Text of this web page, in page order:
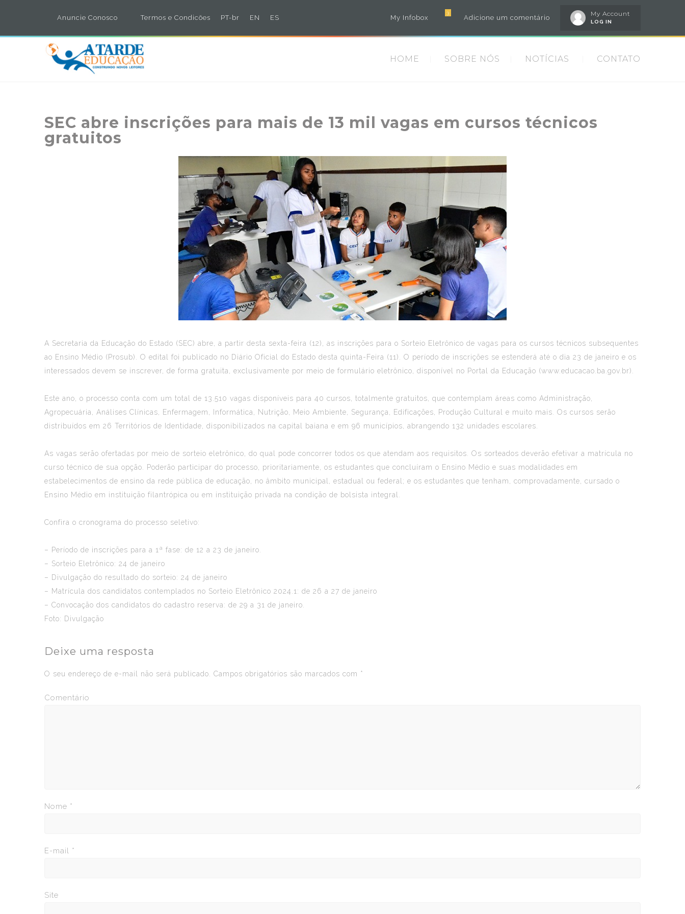
Anuncie Conosco Termos e Condicões PT-br EN ES
My Account
LOG IN
Adicione um comentário
3
My Infobox
HOME SOBRE NÓS NOTÍCIAS CONTATO
SEC abre inscrições para mais de 13 mil vagas em cursos técnicos
gratuitos
A Secretaria da Educação do Estado (SEC) abre, a partir desta sexta-feira (12), as inscrições para o Sorteio Eletrônico de vagas para os cursos técnicos subsequentes
ao Ensino Médio (Prosub). O edital foi publicado no Diário Oficial do Estado desta quinta-Feira (11). O período de inscrições se estenderá até o dia 23 de janeiro e os
interessados devem se inscrever, de forma gratuita, exclusivamente por meio de formulário eletrônico, disponível no Portal da Educação (www.educacao.ba.gov.br).
Este ano, o processo conta com um total de 13.510 vagas disponíveis para 40 cursos, totalmente gratuitos, que contemplam áreas como Administração,
Agropecuária, Análises Clínicas, Enfermagem, Informática, Nutrição, Meio Ambiente, Segurança, Edificações, Produção Cultural e muito mais. Os cursos serão
distribuídos em 26 Territórios de Identidade, disponibilizados na capital baiana e em 96 municípios, abrangendo 132 unidades escolares.
As vagas serão ofertadas por meio de sorteio eletrônico, do qual pode concorrer todos os que atendam aos requisitos. Os sorteados deverão efetivar a matrícula no
curso técnico de sua opção. Poderão participar do processo, prioritariamente, os estudantes que concluíram o Ensino Médio e suas modalidades em
estabelecimentos de ensino da rede pública de educação, no âmbito municipal, estadual ou federal; e os estudantes que tenham, comprovadamente, cursado o
Ensino Médio em instituição filantrópica ou em instituição privada na condição de bolsista integral.
Confira o cronograma do processo seletivo:
– Período de inscrições para a 1ª fase: de 12 a 23 de janeiro.
– Sorteio Eletrônico: 24 de janeiro
– Divulgação do resultado do sorteio: 24 de janeiro
– Matrícula dos candidatos contemplados no Sorteio Eletrônico 2024.1: de 26 a 27 de janeiro
– Convocação dos candidatos do cadastro reserva: de 29 a 31 de janeiro.
Foto: Divulgação
Deixe uma resposta
O seu endereço de e-mail não será publicado. Campos obrigatórios são marcados com *
Comentário
Nome *
E-mail *
Site